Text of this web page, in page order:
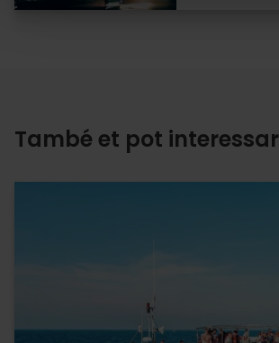
També et pot interessar